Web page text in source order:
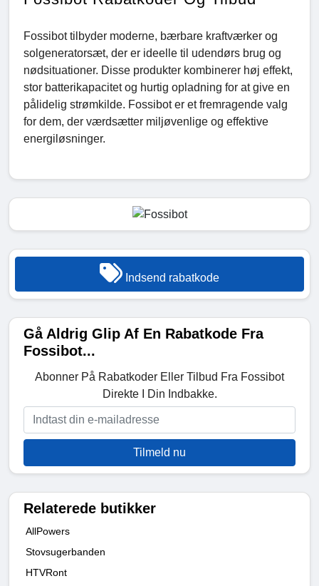
Fossibot tilbyder moderne, bærbare kraftværker og
solgeneratorsæt, der er ideelle til udendørs brug og
nødsituationer. Disse produkter kombinerer høj effekt,
stor batterikapacitet og hurtig opladning for at give en
pålidelig strømkilde. Fossibot er et fremragende valg
for dem, der værdsætter miljøvenlige og effektive
energiløsninger.
Indsend rabatkode
Gå Aldrig Glip Af En Rabatkode Fra
Fossibot...
Abonner På Rabatkoder Eller Tilbud Fra Fossibot
Direkte I Din Indbakke.
Tilmeld nu
Relaterede butikker
AllPowers
Stovsugerbanden
HTVRont